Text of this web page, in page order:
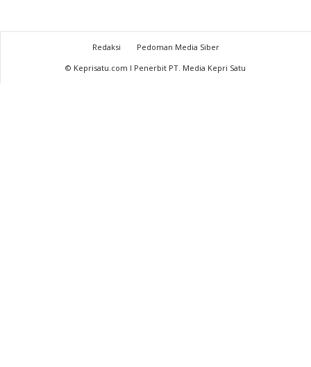
Redaksi
Pedoman Media Siber
© Keprisatu.com I Penerbit PT. Media Kepri Satu